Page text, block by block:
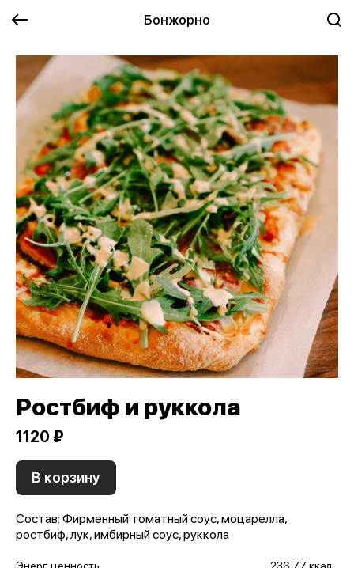
Бонжорно
Ростбиф и руккола
1120 ₽
В корзину
Состав: Фирменный томатный соус, моцарелла,
ростбиф, лук, имбирный соус, руккола